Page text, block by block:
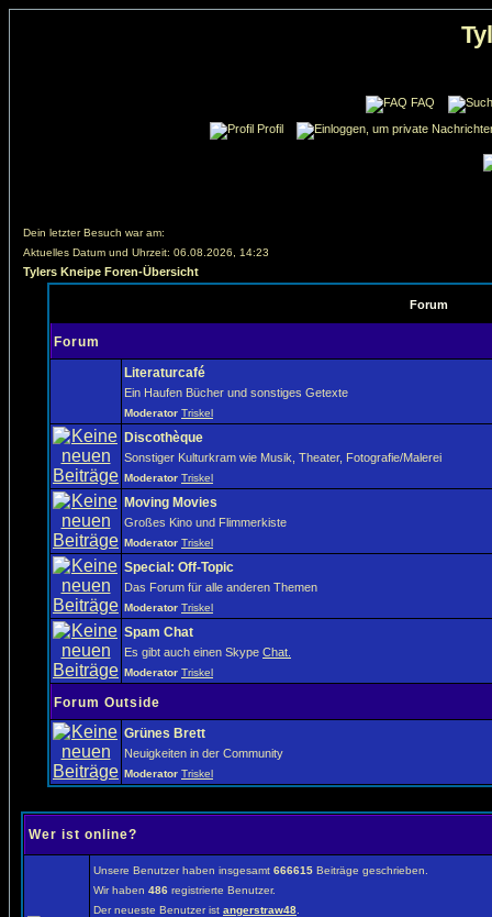
FAQ
Profil
Dein letzter Besuch war am:
Aktuelles Datum und Uhrzeit: 06.08.2026, 14:23
Tylers Kneipe Foren-Übersicht
Forum
Forum
Literaturcafé
Ein Haufen Bücher und sonstiges Getexte
Moderator Triskel
Discothèque
Sonstiger Kulturkram wie Musik, Theater, Fotografie/Malerei
Moderator Triskel
Moving Movies
Großes Kino und Flimmerkiste
Moderator Triskel
Special: Off-Topic
Das Forum für alle anderen Themen
Moderator Triskel
Spam Chat
Es gibt auch einen Skype Chat.
Moderator Triskel
Forum Outside
Grünes Brett
Neuigkeiten in der Community
Moderator Triskel
Wer ist online?
Unsere Benutzer haben insgesamt 666615 Beiträge geschrieben.
Wir haben 486 registrierte Benutzer.
Der neueste Benutzer ist angerstraw48